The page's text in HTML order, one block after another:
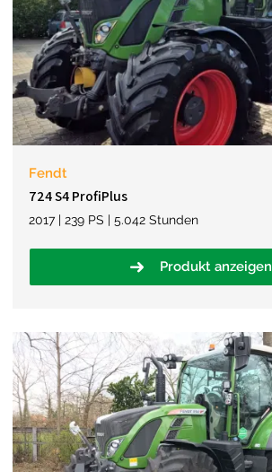
Fendt
724 S4 ProfiPlus
2017 | 239 PS | 5.042 Stunden
Produkt anzeigen